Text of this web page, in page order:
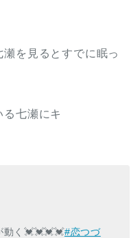
を見るとすでに眠っ
七瀬にキ
動く💓💓💓💓#恋つづ